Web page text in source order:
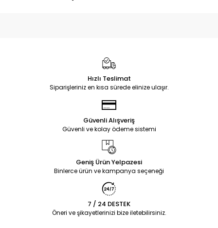
Hızlı Teslimat
Siparişleriniz en kısa sürede elinize ulaşır.
Güvenli Alışveriş
Güvenli ve kolay ödeme sistemi
Geniş Ürün Yelpazesi
Binlerce ürün ve kampanya seçeneği
7 / 24 DESTEK
Öneri ve şikayetlerinizi bize iletebilirsiniz.